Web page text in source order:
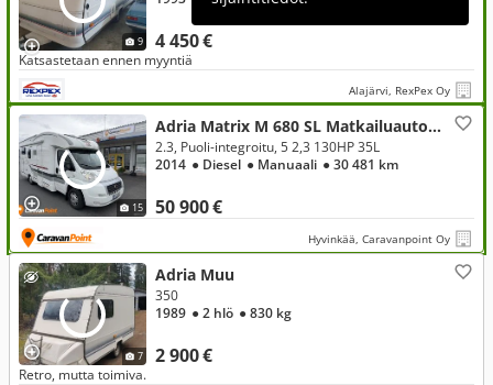
9 4 450 €
Katsastetaan ennen myyntiä
Alajärvi, RexPex Oy
15
Adria Matrix M 680 SL Matkailuauto , Fiat
50 900 €
2.3, Puoli-integroitu, 5 2,3 130HP 35L
2014 ● Diesel ● Manuaali ● 30 481 km
Hyvinkää, Caravanpoint Oy
7
Adria Muu
2 900 €
350
1989 ● 2 hlö ● 830 kg
Retro, mutta toimiva.